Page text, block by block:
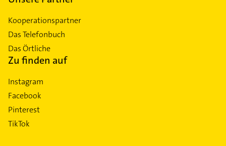
Kooperationspartner
Das Telefonbuch
Das Örtliche
Zu finden auf
Instagram
Facebook
Pinterest
TikTok